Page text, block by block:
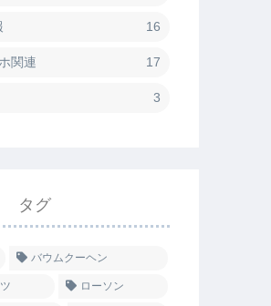
16
関連 17
3
タグ
バウムクーヘン
ローソン